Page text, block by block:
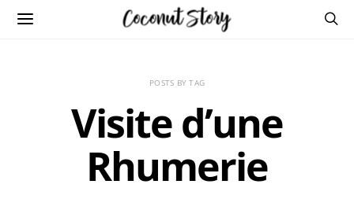
POSTS BY TAG
Visite d’une
Rhumerie